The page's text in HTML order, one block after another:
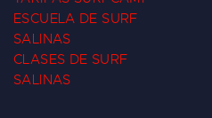
ESCUELA DE SURF
SALINAS
CLASES DE SURF
SALINAS